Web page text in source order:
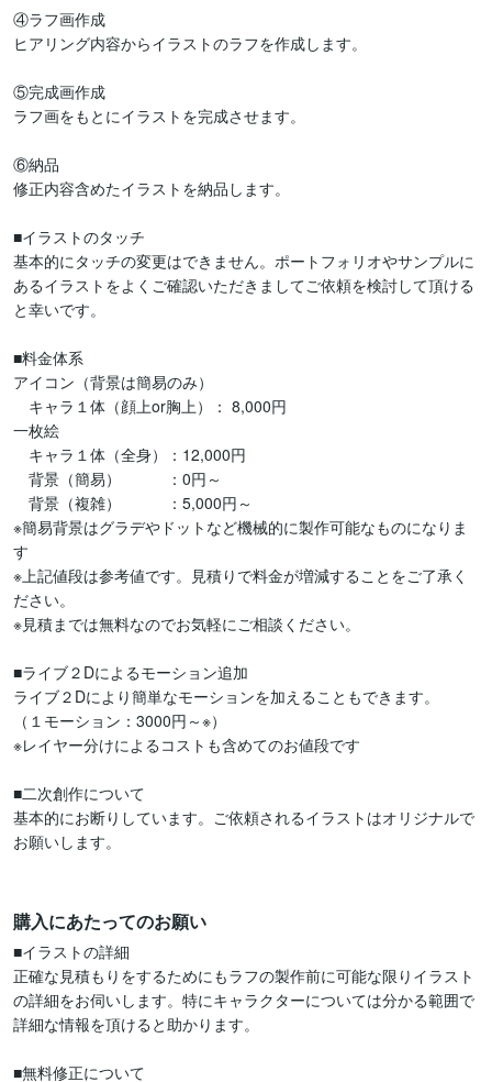
④ラフ画作成
ヒアリング内容からイラストのラフを作成します。
⑤完成画作成
ラフ画をもとにイラストを完成させます。
⑥納品
修正内容含めたイラストを納品します。
■イラストのタッチ
基本的にタッチの変更はできません。ポートフォリオやサンプルに
あるイラストをよくご確認いただきましてご依頼を検討して頂ける
と幸いです。
■料金体系
アイコン（背景は簡易のみ）
キャラ１体（顔上or胸上）： 8,000円
一枚絵
キャラ１体（全身）：12,000円
背景（簡易）　　　：0円～
背景（複雑）　　　：5,000円～
※簡易背景はグラデやドットなど機械的に製作可能なものになりま
す
※上記値段は参考値です。見積りで料金が増減することをご了承く
ださい。
※見積までは無料なのでお気軽にご相談ください。
■ライブ２Dによるモーション追加
ライブ２Dにより簡単なモーションを加えることもできます。
（１モーション：3000円～※）
※レイヤー分けによるコストも含めてのお値段です
■二次創作について
基本的にお断りしています。ご依頼されるイラストはオリジナルで
お願いします。
購入にあたってのお願い
■イラストの詳細
正確な見積もりをするためにもラフの製作前に可能な限りイラスト
の詳細をお伺いします。特にキャラクターについては分かる範囲で
詳細な情報を頂けると助かります。
■無料修正について